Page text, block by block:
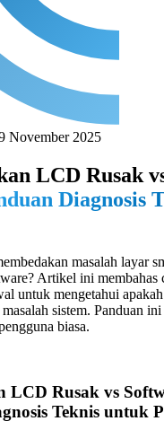
November 2025
LCD Rusak
Diagnosis
masalah layar
Artikel ini membahas
untuk mengetahui
sistem. Panduan
biasa.
LCD Rusak vs
Teknis untuk